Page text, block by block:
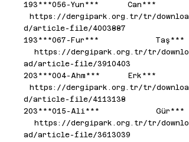
193***056-Yun*** Can***
https://dergipark.org.tr/tr/downloa
d/article-file/4003887
193***067-Fur*** Taş***
https://dergipark.org.tr/tr/downlo
ad/article-file/3910403
203***004-Ahm*** Erk***
https://dergipark.org.tr/tr/downloa
d/article-file/4113138
203***015-Ali*** Gür***
https://dergipark.org.tr/tr/downlo
ad/article-file/3613039